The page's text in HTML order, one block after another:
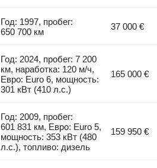
Год: 1997, пробег:
650 700 км
37 000 €
Год: 2024, пробег: 7 200
км, наработка: 120 м/ч,
Евро: Euro 6, мощность:
301 кВт (410 л.с.)
165 000 €
Год: 2009, пробег:
601 831 км, Евро: Euro 5,
мощность: 353 кВт (480
л.с.), топливо: дизель
159 950 €